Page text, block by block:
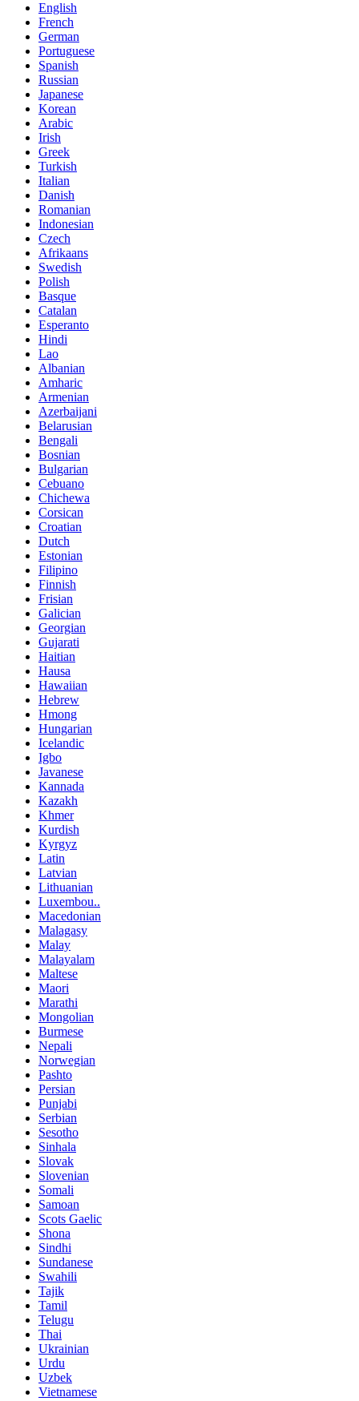
English
French
German
Portuguese
Spanish
Russian
Japanese
Korean
Arabic
Irish
Greek
Turkish
Italian
Danish
Romanian
Indonesian
Czech
Afrikaans
Swedish
Polish
Basque
Catalan
Esperanto
Hindi
Lao
Albanian
Amharic
Armenian
Azerbaijani
Belarusian
Bengali
Bosnian
Bulgarian
Cebuano
Chichewa
Corsican
Croatian
Dutch
Estonian
Filipino
Finnish
Frisian
Galician
Georgian
Gujarati
Haitian
Hausa
Hawaiian
Hebrew
Hmong
Hungarian
Icelandic
Igbo
Javanese
Kannada
Kazakh
Khmer
Kurdish
Kyrgyz
Latin
Latvian
Lithuanian
Luxembou..
Macedonian
Malagasy
Malay
Malayalam
Maltese
Maori
Marathi
Mongolian
Burmese
Nepali
Norwegian
Pashto
Persian
Punjabi
Serbian
Sesotho
Sinhala
Slovak
Slovenian
Somali
Samoan
Scots Gaelic
Shona
Sindhi
Sundanese
Swahili
Tajik
Tamil
Telugu
Thai
Ukrainian
Urdu
Uzbek
Vietnamese